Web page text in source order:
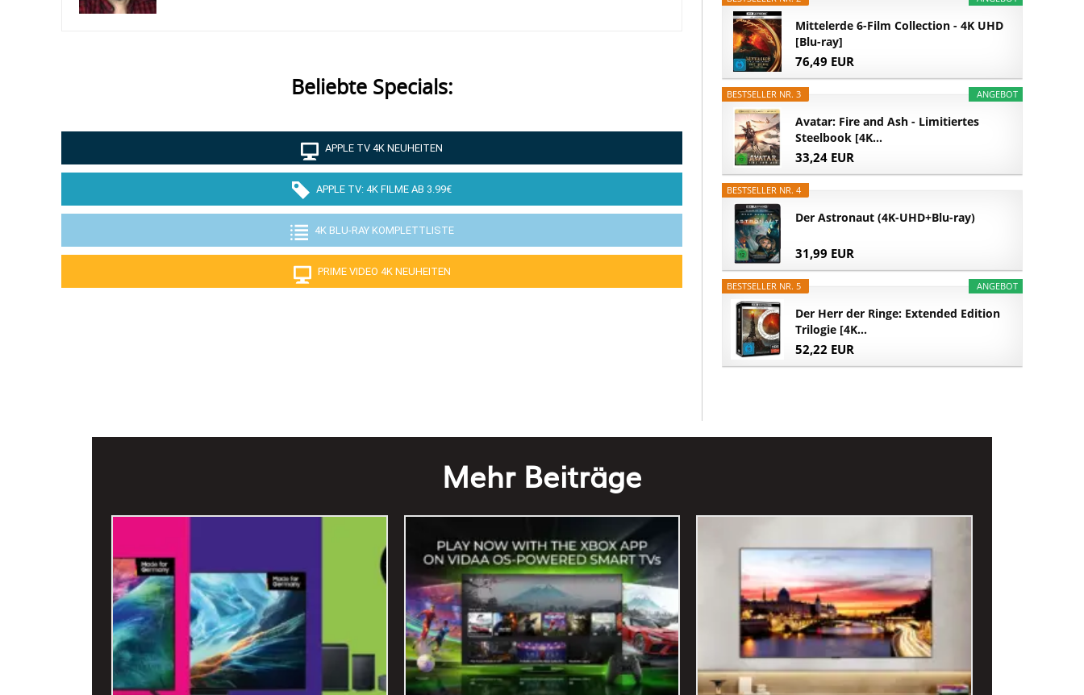
Beliebte Specials:
APPLE TV 4K NEUHEITEN
APPLE TV: 4K FILME AB 3.99€
4K BLU-RAY KOMPLETTLISTE
PRIME VIDEO 4K NEUHEITEN
Mittelerde 6-Film Collection - 4K UHD
[Blu-ray]
76,49 EUR
ANGEBOT
BESTSELLER NR. 3
Avatar: Fire and Ash - Limitiertes
Steelbook [4K...
33,24 EUR
BESTSELLER NR. 4
Der Astronaut (4K-UHD+Blu-ray)
31,99 EUR
ANGEBOT
BESTSELLER NR. 5
Der Herr der Ringe: Extended Edition
Trilogie [4K...
52,22 EUR
Mehr Beiträge